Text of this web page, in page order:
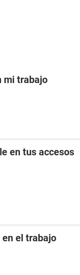
mi trabajo
en tus accesos
en el trabajo